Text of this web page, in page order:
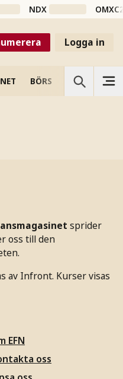
NDX
Logga in
BÖRS VETENSKAP
sprider
oss till den
av Infront. Kurser visas
EFN
oss